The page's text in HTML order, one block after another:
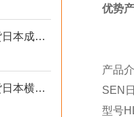
到货！京都玉崎深圳仓库到货日本成茂锻针仪MF2
到货！京都玉崎深圳仓库到货日本横河 电导率仪传感器 SC8SG-R31-T-305-P1-A
优势
产品
SEN
型号